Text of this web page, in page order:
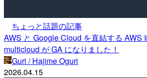
ちょっと話題の記事
AWS と Google Cloud を直結する AWS
multicloud が GA になりました！
Guri / Hajime Oguri
2026.04.15